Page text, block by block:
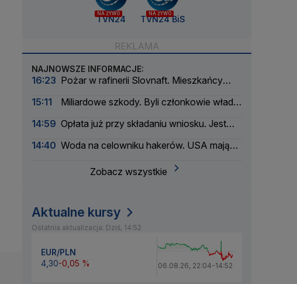
NA ŻYWO
TVN24
NA ŻYWO
TVN24 BiS
NAJNOWSZE INFORMACJE:
16:23 Pożar w rafinerii Slovnaft. Mieszkańcy
15:11
Miliardowe szkody. Byli członkowie władz
14:59 Opłata już przy składaniu wniosku. Jest
14:40 Woda na celowniku hakerów. USA mają
Zobacz wszystkie
Aktualne kursy
Ostatnia aktualizacja: Dziś, 14:52
EUR/PLN
4,30-0,05 % 06.08.26, 22:04-14:52